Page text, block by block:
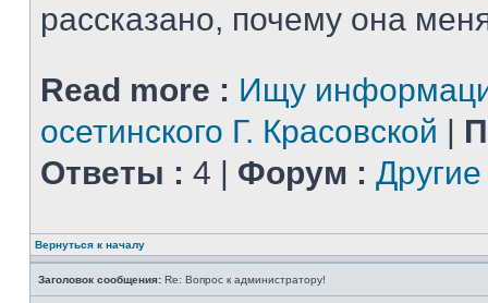
рассказано, почему она
Read more : Ищу
осетинского Г. Красовской |
Ответы : 4 | Форум :
Вернуться к началу
Заголовок сообщения: Re: Вопрос к администратору!